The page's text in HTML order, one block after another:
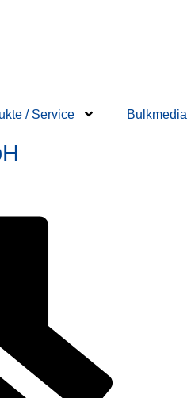
/ Service Bulkmedia